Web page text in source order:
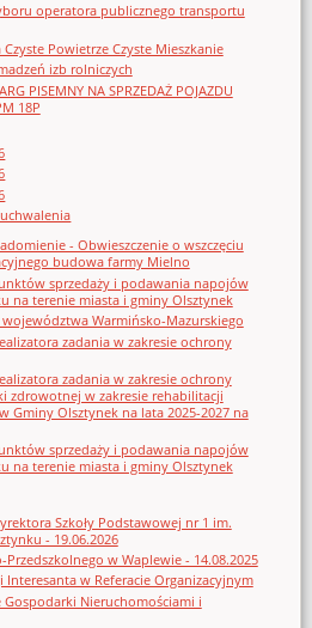
operatora publicznego transportu
Powietrze Czyste Mieszkanie
izb rolniczych
PISEMNY NA SPRZEDAŻ POJAZDU
18P
- Obwieszczenie o wszczęciu
budowa farmy Mielno
sprzedaży i podawania napojów
na terenie miasta i gminy Olsztynek
województwa Warmińsko-Mazurskiego
zadania w zakresie ochrony
zadania w zakresie ochrony
zdrowotnej w zakresie rehabilitacji
Gminy Olsztynek na lata 2025-2027 na
sprzedaży i podawania napojów
na terenie miasta i gminy Olsztynek
Szkoły Podstawowej nr 1 im.
- 19.06.2026
Przedszkolnego w Waplewie - 14.08.2025
Interesanta w Referacie Organizacyjnym
Nieruchomościami i